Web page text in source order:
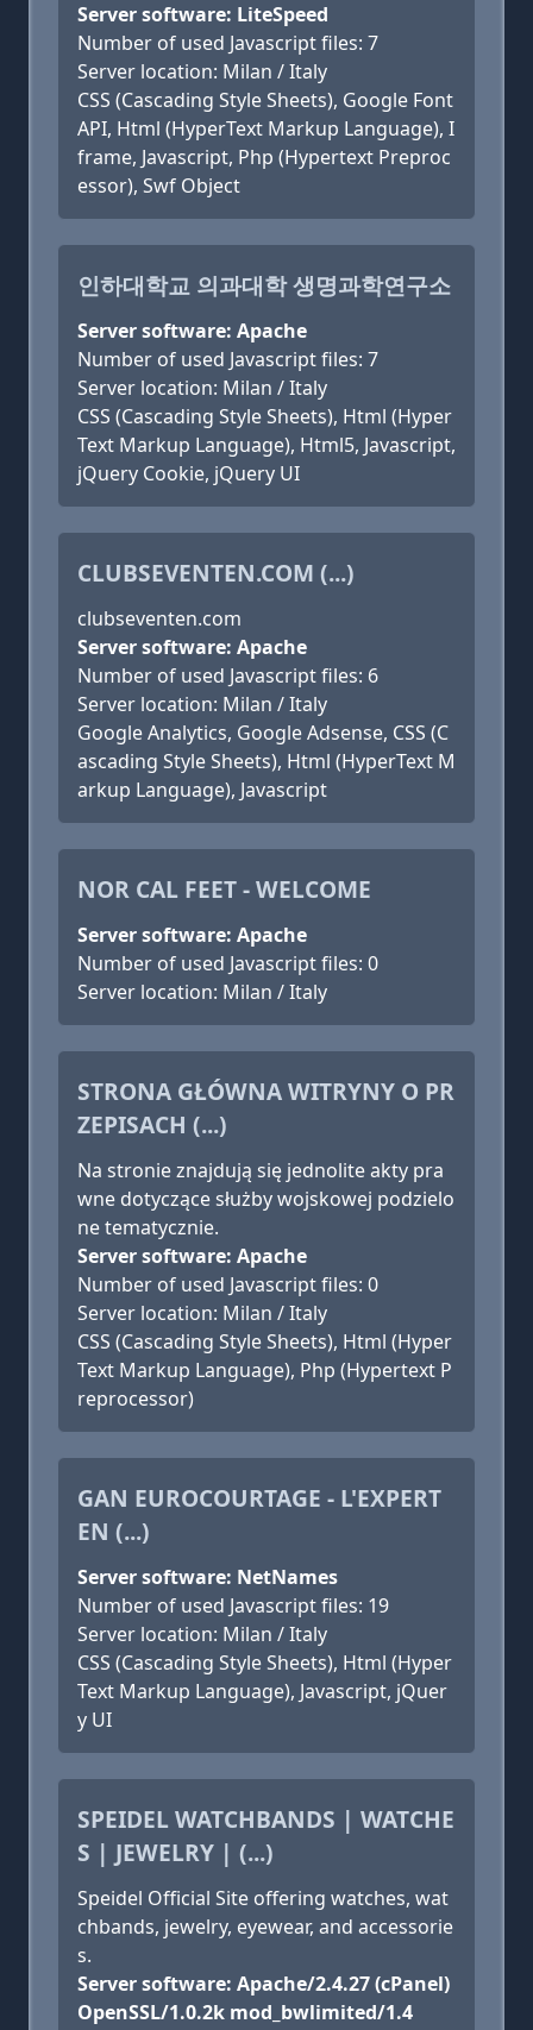
Server software: LiteSpeed
Number of used Javascript files: 7
Server location: Milan / Italy
CSS (Cascading Style Sheets), Google Font
API, Html (HyperText Markup Language), I
frame, Javascript, Php (Hypertext Preproc
essor), Swf Object
인하대학교 의과대학 생명과학연구소
Server software: Apache
Number of used Javascript files: 7
Server location: Milan / Italy
CSS (Cascading Style Sheets), Html (Hyper
Text Markup Language), Html5, Javascript,
jQuery Cookie, jQuery UI
CLUBSEVENTEN.COM (...)
clubseventen.com
Server software: Apache
Number of used Javascript files: 6
Server location: Milan / Italy
Google Analytics, Google Adsense, CSS (C
ascading Style Sheets), Html (HyperText M
arkup Language), Javascript
NOR CAL FEET - WELCOME
Server software: Apache
Number of used Javascript files: 0
Server location: Milan / Italy
STRONA GŁÓWNA WITRYNY O PR
ZEPISACH (...)
Na stronie znajdują się jednolite akty pra
wne dotyczące służby wojskowej podzielo
ne tematycznie.
Server software: Apache
Number of used Javascript files: 0
Server location: Milan / Italy
CSS (Cascading Style Sheets), Html (Hyper
Text Markup Language), Php (Hypertext P
reprocessor)
GAN EUROCOURTAGE - L'EXPERT
EN (...)
Server software: NetNames
Number of used Javascript files: 19
Server location: Milan / Italy
CSS (Cascading Style Sheets), Html (Hyper
Text Markup Language), Javascript, jQuer
y UI
SPEIDEL WATCHBANDS | WATCHE
S | JEWELRY | (...)
Speidel Official Site offering watches, wat
chbands, jewelry, eyewear, and accessorie
s.
Server software: Apache/2.4.27 (cPanel)
OpenSSL/1.0.2k mod_bwlimited/1.4